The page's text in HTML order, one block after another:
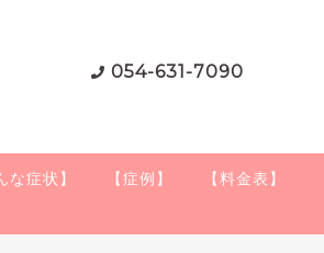
054-631-7090
な症状】 【症例】
【料金表】